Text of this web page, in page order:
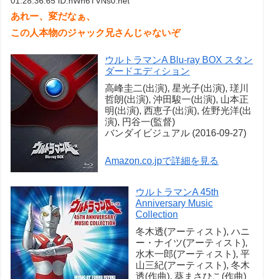
あれー、変だなぁ、
この人本物のジャック兄さんじゃないぞ
ウルトラマンA Blu-ray BOX スタン
ダードエディション
高峰圭二(出演), 星光子(出演), 瑳川
哲朗(出演), 沖田駿一(出演), 山本正
明(出演), 西恵子(出演), 佐野光洋(出
演), 円谷一(監督)
バンダイビジュアル (2016-09-27)
Amazon.co.jpで詳細を見る
ウルトラマンA 45th
Anniversary Music
Collection
冬木透(アーティスト), ハニ
ー・ナイツ(アーティスト),
水木一郎(アーティスト), 平
山三紀(アーティスト), 冬木
透(作曲), 葵まさひこ(作曲)